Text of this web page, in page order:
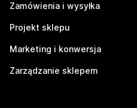
Zamówienia i wysyłka
Projekt sklepu
Marketing i konwersja
Zarządzanie sklepem